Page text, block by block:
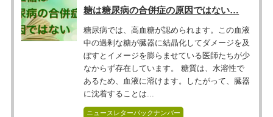
糖は糖尿病の合併症の原因ではない…
糖尿病では、高血糖が認められます。この血液
中の過剰な糖が臓器に結晶化してダメージを及
ぼすとイメージを膨らませている医師たちが少
なからず存在しています。 糖質は、水溶性で
あるため、血液に溶けます。したがって、臓器
に沈着することは...
ニュースレターバックナンバー